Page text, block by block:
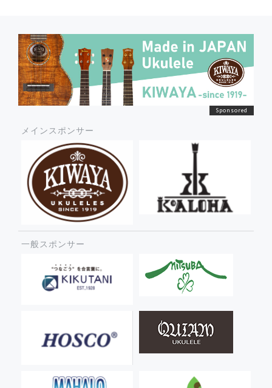
メインスポンサー
一般スポンサー